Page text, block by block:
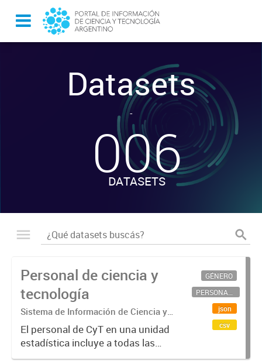
Datasets
-
006
DATASETS
Personal de ciencia y
tecnología
Sistema de Información de Ciencia y
Tecnología Argentino (SICYTAR)
El personal de CyT en una unidad
estadística incluye a todas las
personas involucradas
GÉNERO
PERSONAL CIENTÍFICO-TECNOLÓGICO
json
csv